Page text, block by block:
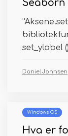
set_ylabel ()
Daniel Johnsen
Windows OS
Hva er